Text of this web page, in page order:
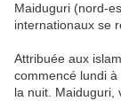
Maiduguri (nord-
internationaux se
Attribuée aux
commencé lundi
la nuit. Maiduguri,